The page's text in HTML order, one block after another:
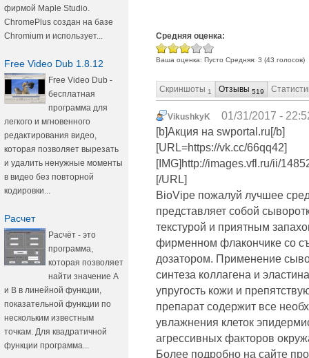
фирмой Maple Studio.
ChromePlus создан на базе
Chromium и использует...
Free Video Dub 1.8.12
Free Video Dub -
бесплатная
программа для
легкого и мгновенного
редактирования видео,
которая позволяет вырезать
и удалить ненужные моменты
в видео без повторной
кодировки...
Расчет
Расчёт - это
программа,
которая позволяет
найти значение А
и В в линейной функции,
показательной функции по
нескольким известным
точкам. Для квадратичной
функции программа...
Средняя оценка:
Ваша оценка: Пусто Средняя: 3 (43 голосов)
Скриншоты 1 Отзывы 519
VikushkyK
01/31/2017 -
[b]Акция на swportal.ru[/b]
[URL=https://vk.cc/66qq42]
[IMG]http://images.vfl.ru/ii/
[/URL]
BioVipe пожалуй лучшее
представляет собой
текстурой и приятным
фирменном флакончике со
дозатором. Применение
синтеза коллагена и
упругость кожи и
препарат содержит все
увлажнения клеток
агрессивных факторов
Более подробно на сайте